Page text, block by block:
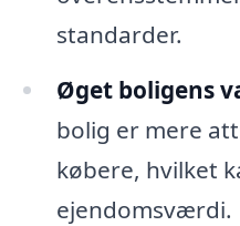
standarder.
Øget boligens
bolig er mere
købere, hvilket
ejendomsværdi.